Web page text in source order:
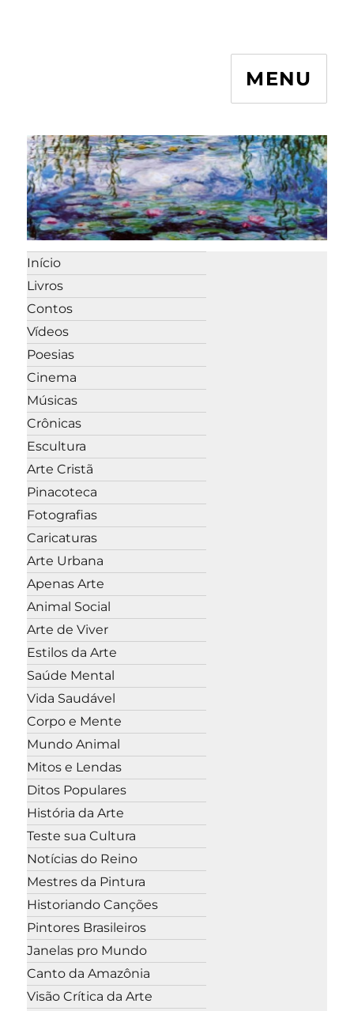
MENU
Início
Livros
Contos
Vídeos
Poesias
Cinema
Músicas
Crônicas
Escultura
Arte Cristã
Pinacoteca
Fotografias
Caricaturas
Arte Urbana
Apenas Arte
Animal Social
Arte de Viver
Estilos da Arte
Saúde Mental
Vida Saudável
Corpo e Mente
Mundo Animal
Mitos e Lendas
Ditos Populares
História da Arte
Teste sua Cultura
Notícias do Reino
Mestres da Pintura
Historiando Canções
Pintores Brasileiros
Janelas pro Mundo
Canto da Amazônia
Visão Crítica da Arte